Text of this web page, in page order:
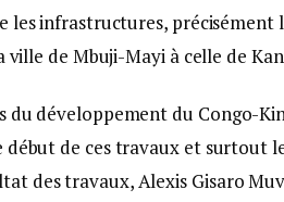
les infrastructures,
de Mbuji-Mayi à celle de
du développement du Congo-
de ces travaux et surtout
des travaux, Alexis Gisaro